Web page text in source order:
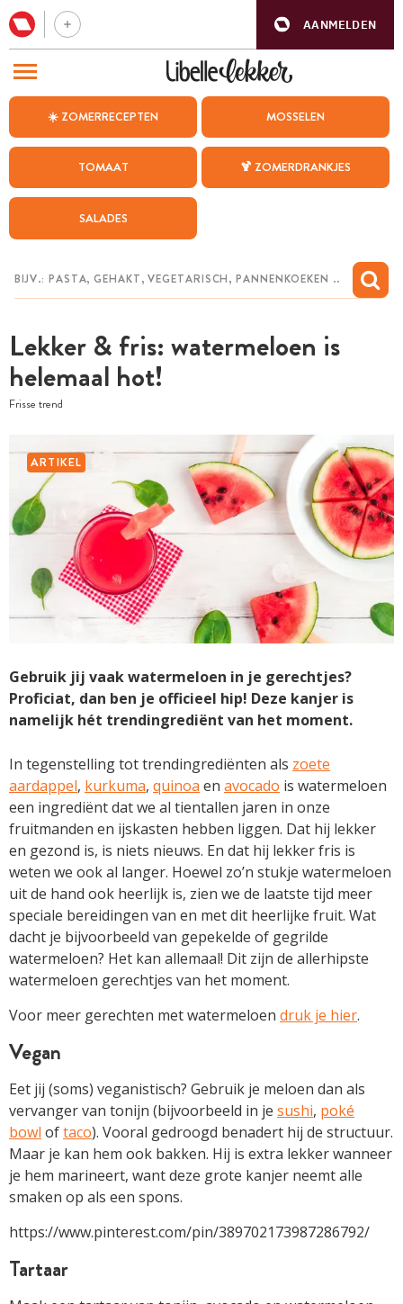
AANMELDEN
☀️ ZOMERRECEPTEN MOSSELEN
TOMAAT 🍹 ZOMERDRANKJES
SALADES
Lekker & fris: watermeloen is
helemaal hot!
Frisse trend
ARTIKEL
Gebruik jij vaak watermeloen in je gerechtjes?
Proficiat, dan ben je officieel hip! Deze kanjer is
namelijk hét trendingrediënt van het moment.
In tegenstelling tot trendingrediënten als zoete
aardappel, kurkuma, quinoa en avocado is watermeloen
een ingrediënt dat we al tientallen jaren in onze
fruitmanden en ijskasten hebben liggen. Dat hij lekker
en gezond is, is niets nieuws. En dat hij lekker fris is
weten we ook al langer. Hoewel zo’n stukje watermeloen
uit de hand ook heerlijk is, zien we de laatste tijd meer
speciale bereidingen van en met dit heerlijke fruit. Wat
dacht je bijvoorbeeld van gepekelde of gegrilde
watermeloen? Het kan allemaal! Dit zijn de allerhipste
watermeloen gerechtjes van het moment.
Voor meer gerechten met watermeloen druk je hier.
Vegan
Eet jij (soms) veganistisch? Gebruik je meloen dan als
vervanger van tonijn (bijvoorbeeld in je sushi, poké
bowl oftaco). Vooral gedroogd benadert hij de structuur.
Maar je kan hem ook bakken. Hij is extra lekker wanneer
je hem marineert, want deze grote kanjer neemt alle
smaken op als een spons.
https://www.pinterest.com/pin/389702173987286792/
Tartaar
BEZOEK ONZE ANDERE WEBSITES
WEEKMENU
CHAT MET MAIA
MIJN BEWAARDE RECEPTEN